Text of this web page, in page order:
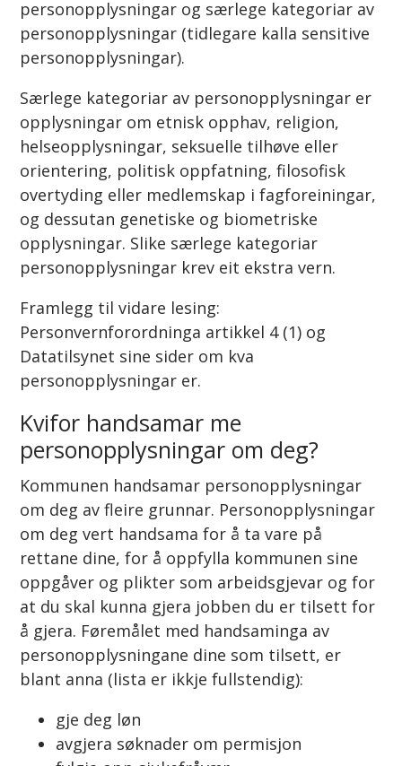
personopplysningar og særlege kategoriar av
personopplysningar (tidlegare kalla sensitive
personopplysningar).
Særlege kategoriar av personopplysningar er
opplysningar om etnisk opphav, religion,
helseopplysningar, seksuelle tilhøve eller
orientering, politisk oppfatning, filosofisk
overtyding eller medlemskap i fagforeiningar,
og dessutan genetiske og biometriske
opplysningar. Slike særlege kategoriar
personopplysningar krev eit ekstra vern.
Framlegg til vidare lesing:
Personvernforordninga artikkel 4 (1) og
Datatilsynet sine sider om kva
personopplysningar er.
Kvifor handsamar me
personopplysningar om deg?
Kommunen handsamar personopplysningar
om deg av fleire grunnar. Personopplysningar
om deg vert handsama for å ta vare på
rettane dine, for å oppfylla kommunen sine
oppgåver og plikter som arbeidsgjevar og for
at du skal kunna gjera jobben du er tilsett for
å gjera. Føremålet med handsaminga av
personopplysningane dine som tilsett, er
blant anna (lista er ikkje fullstendig):
gje deg løn
avgjera søknader om permisjon